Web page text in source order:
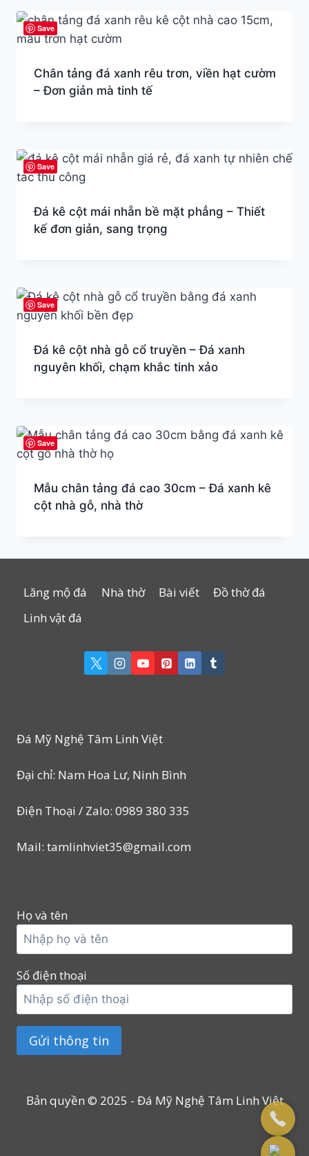
Save
Chân tảng đá xanh rêu trơn, viền hạt cườm
– Đơn giản mà tinh tế
Save
Đá kê cột mái nhẵn bề mặt phẳng – Thiết
kế đơn giản, sang trọng
Save
Đá kê cột nhà gỗ cổ truyền – Đá xanh
nguyên khối, chạm khắc tinh xảo
Save
Mẫu chân tảng đá cao 30cm – Đá xanh kê
cột nhà gỗ, nhà thờ
Lăng mộ đá Nhà thờ Bài viết
Đồ thờ đá
Linh vật đá
Đá Mỹ Nghệ Tâm Linh Việt
Đại chỉ: Nam Hoa Lư, Ninh Bình
Điện Thoại / Zalo: 0989 380 335
Mail: tamlinhviet35@gmail.com
Họ và tên
Số điện thoại
Bản quyền © 2025 - Đá Mỹ Nghệ Tâm Linh Việt